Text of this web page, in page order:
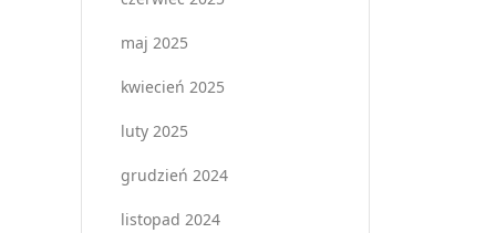
maj 2025
kwiecień 2025
luty 2025
grudzień 2024
listopad 2024